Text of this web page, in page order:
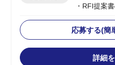
・RFI提案
・提案書の
めを実施
・メーカー
積り依頼・
応募する(簡
詳細